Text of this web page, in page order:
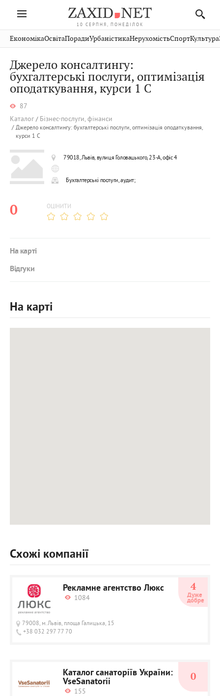
10 СЕРПНЯ, ПОНЕДІЛОК
Івано-
Франківськ
Волинь
Закарпаття
Рівне
Чернівці
Шептицький
Стрий
Хмельницький
Вінниця
Публікації
Авто СловкоКультура
Кіно
Краєзнавство
ФотоОсвіта
ЕкономікаОсвітаПорадиУрбаністикаНерухомістьСпортКультура
Джерело консалтингу:
бухгалтерські послуги, оптимізація
оподаткування, курси 1 С
87
Каталог
Бізнес-послуги, фінанси
Джерело консалтингу: бухгалтерські послуги, оптимізація оподаткування,
курси 1 С
79018, Львів, вулиця Головацького, 23-А, офіс 4
Бухгалтерські послуги, аудит;
0 ОЦІНИТИ
На карті
Відгуки
На карті
Схожі компанії
Рекламне агентство Люкс
1084
79008, м.Львів, площа Галицька, 15
+38 032 297 77 70
4
Дуже
добре
Каталог санаторіїв України:
VseSanatorii
155
0